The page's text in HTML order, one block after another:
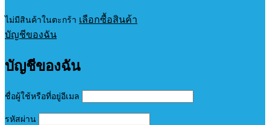
ไม่มีสินค้าในตะกร้า เลือกซื้อสินค้า
บัญชีของฉัน
บัญชีของฉัน
ชื่อผู้ใช้หรือที่อยู่อีเมล
รหัสผ่าน